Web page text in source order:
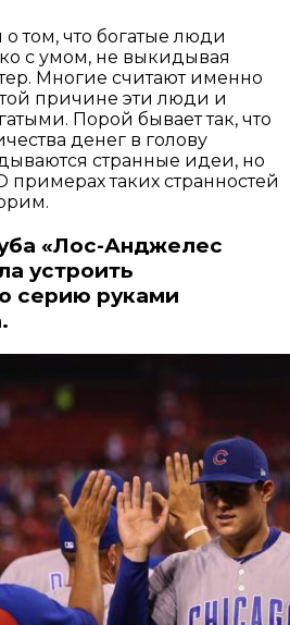
том, что богатые люди
с умом, не выкидывая
Многие считают именно
причине эти люди и
Порой бывает так, что
денег в голову
странные идеи, но
примерах таких странностей
«Лос-Анджелес
устроить
серию руками